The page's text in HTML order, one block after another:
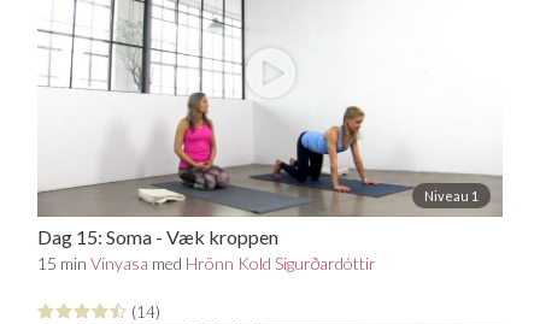
Niveau 1
Dag 15: Soma - Væk kroppen
15 minVinyasa med Hrönn Kold Sigurðardóttir
(14)